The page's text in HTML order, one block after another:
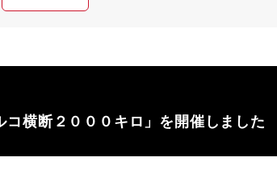
コ横断２０００キロ」を開催しました